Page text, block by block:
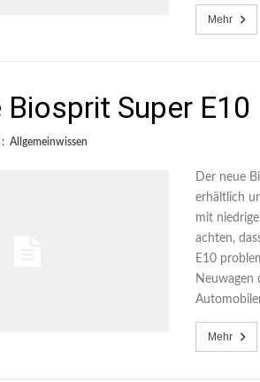
Mehr
Biosprit Super E10
: Allgemeinwissen
Der neue
erhältlich
mit
achten,
E10
Neuwagen
Mehr